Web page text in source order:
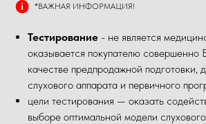
*ВАЖНАЯ ИНФОРМАЦИЯ!
Тестирование - не является
оказывается покупателю
качестве предпродажной подготовки,
слухового аппарата и первичного
цели тестирования — оказать
выборе оптимальной модели